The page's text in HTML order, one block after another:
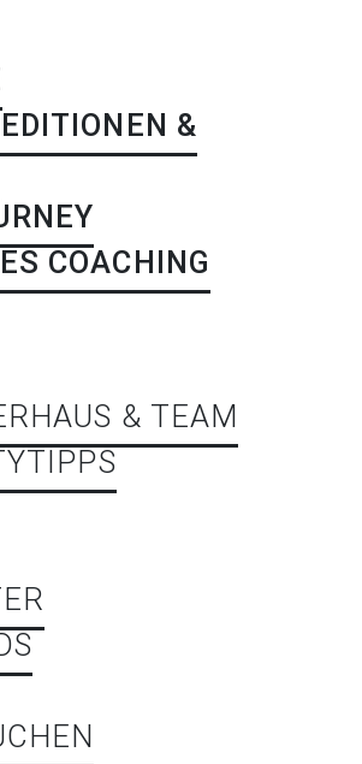
&
COACHING
& TEAM